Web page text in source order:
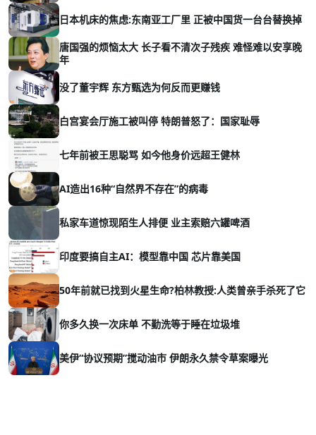
日本机床的焦虑:东南亚工厂里 正被中国货一台台替换掉
唐国强的烦恼太大 长子看不清次子残疾 难怪难以安享晚
年
没了董宇辉 东方甄选为何反而更赚钱
白宫宴会厅施工被叫停 特朗普怒了：国家耻辱
七年前被王思聪骂 如今他身价远超王健林
AI造出16种“自然界不存在”的病毒
私家车道惊现陌生人排便 业主索赔六罐啤酒
印度要搞自主AI：模型靠中国 芯片靠美国
50年前就已找到火星生命?柏林教授:人类曾亲手杀死了它
你多久换一次床单 不勤洗等于睡在垃圾堆
美伊“协议预期”搅动油市 伊朗永久禁令草案曝光